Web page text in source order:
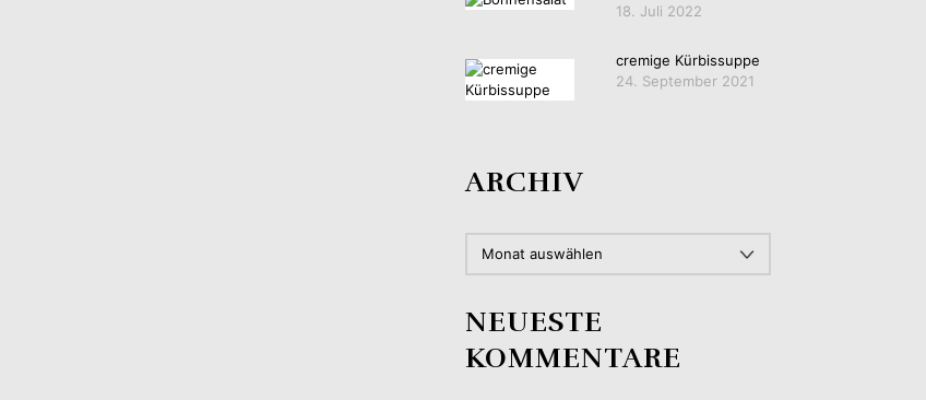
18. Juli 2022
cremige Kürbissuppe
24. September 2021
ARCHIV
NEUESTE
KOMMENTARE